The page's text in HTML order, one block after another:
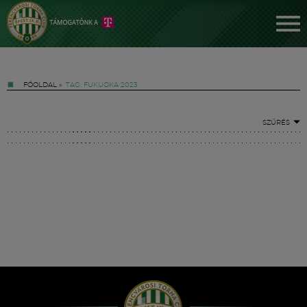
FŐOLDAL » TAG: FUKUOKA 2023
SZŰRÉS
Hírek